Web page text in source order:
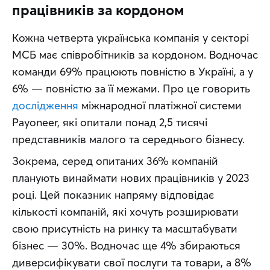
працівників за кордоном
Кожна четверта українська компанія у секторі
МСБ має співробітників за кордоном. Водночас
команди 69% працюють повністю в Україні, а у
дослідження міжнародної платіжної системи
Payoneer, які опитали понад 2,5 тисячі
представників малого та середнього бізнесу.
Зокрема, серед опитаних 36% компаній
планують винаймати нових працівників у 2023
році. Цей показник напряму відповідає
кількості компаній, які хочуть розширювати
свою присутність на ринку та масштабувати
бізнес — 30%. Водночас ще 4% збираються
диверсифікувати свої послуги та товари, а 8%